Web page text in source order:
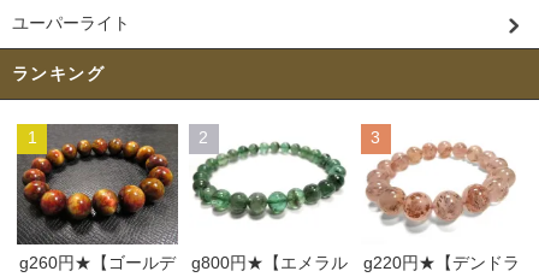
ユーパーライト
ランキング
1
g260円★【ゴールデ
2
g800円★【エメラル
3
g220円★【デンドラ